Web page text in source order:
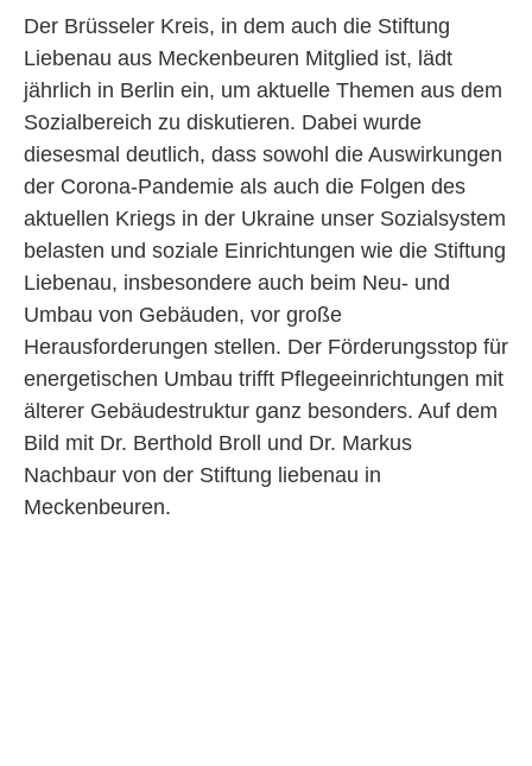
Der Brüsseler Kreis, in dem auch die Stiftung
Liebenau aus Meckenbeuren Mitglied ist, lädt
jährlich in Berlin ein, um aktuelle Themen aus dem
Sozialbereich zu diskutieren. Dabei wurde
diesesmal deutlich, dass sowohl die Auswirkungen
der Corona-Pandemie als auch die Folgen des
aktuellen Kriegs in der Ukraine unser Sozialsystem
belasten und soziale Einrichtungen wie die Stiftung
Liebenau, insbesondere auch beim Neu- und
Umbau von Gebäuden, vor große
Herausforderungen stellen. Der Förderungsstop für
energetischen Umbau trifft Pflegeeinrichtungen mit
älterer Gebäudestruktur ganz besonders. Auf dem
Bild mit Dr. Berthold Broll und Dr. Markus
Nachbaur von der Stiftung liebenau in
Meckenbeuren.